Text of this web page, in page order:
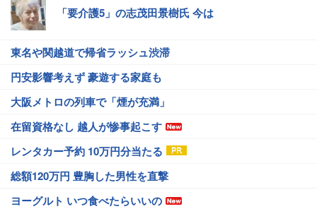
「要介護5」の志茂田景樹氏 今は
東名や関越道で帰省ラッシュ渋滞
円安影響考えず 豪遊する家庭も
大阪メトロの列車で「煙が充満」
在留資格なし 越人が惨事起こす
レンタカー予約 10万円分当たる
総額120万円 豊胸した男性を直撃
ヨーグルト いつ食べたらいいの